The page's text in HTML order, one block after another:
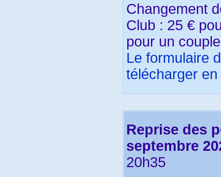
Changement
Club : 25 €
pour un
Le formulaire
télécharger
Reprise des
septembre
20h35